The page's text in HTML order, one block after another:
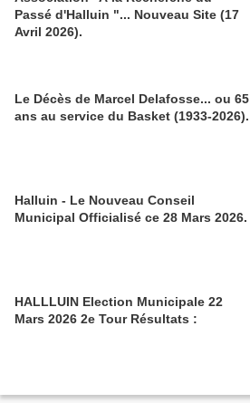
Passé d'Halluin "... Nouveau Site (17
Avril 2026).
Le Décès de Marcel Delafosse... ou 65
ans au service du Basket (1933-2026).
Halluin - Le Nouveau Conseil
Municipal Officialisé ce 28 Mars 2026.
HALLLUIN Election Municipale 22
Mars 2026 2e Tour Résultats :